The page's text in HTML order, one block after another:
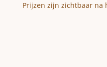
Prijzen zijn zichtbaar na